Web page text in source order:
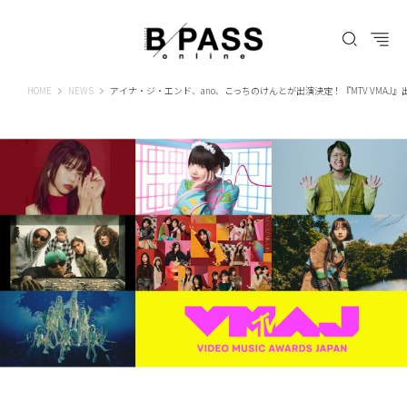
HOME B-PASS ONLINE
NEWS アイナ・ジ・エンド、ano、こっちのけんとが出演決定！『MTV VMAJ』